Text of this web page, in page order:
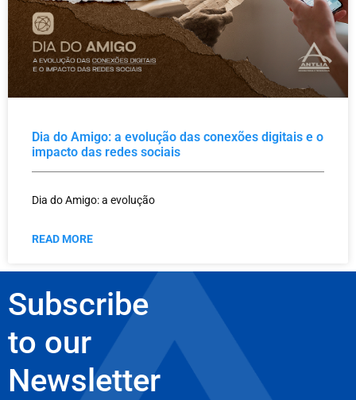
Dia do Amigo: a evolução das conexões digitais e o
impacto das redes sociais
Dia do Amigo: a evolução
READ MORE
Subscribe
to our
Newsletter